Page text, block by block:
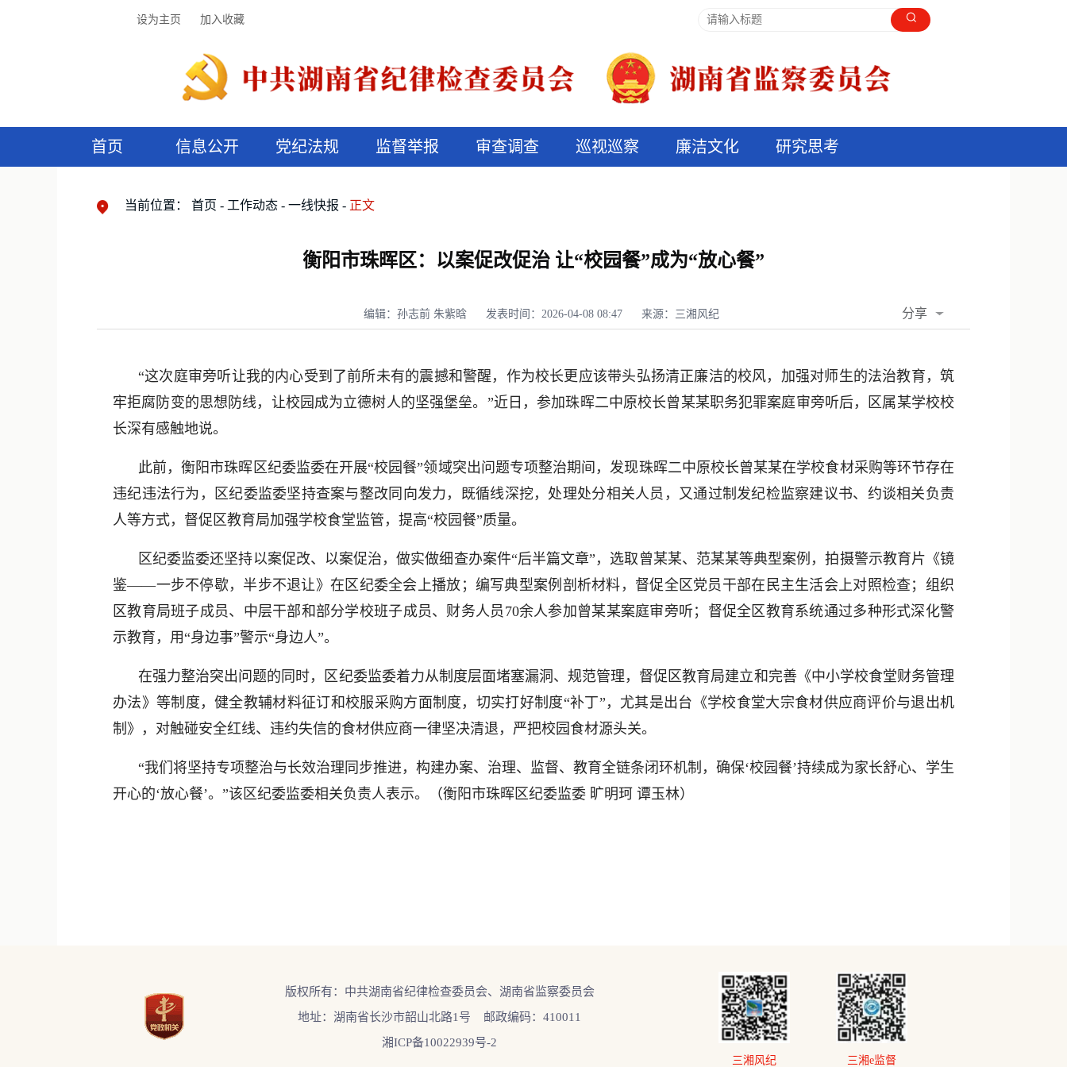
设为主页 加入收藏
首页 信息公开 党纪法规 监督举报 审查调查 巡视巡察 廉洁文化 研究思考
当前位置： 首页 工作动态 一线快报 正文
衡阳市珠晖区：以案促改促治 让“校园餐”成为“放心餐”
编辑：孙志前 朱紫晗 发表时间：2026-04-08 08:47 来源：三湘风纪 分享
新浪微博
QQ
“这次庭审旁听让我的内心受到了前所未有的震撼和警醒，作为校长更应该带头弘扬清正廉洁的校风，加强对师生的法治教育，筑
牢拒腐防变的思想防线，让校园成为立德树人的坚强堡垒。”近日，参加珠晖二中原校长曾某某职务犯罪案庭审旁听后，区属某学校校
长深有感触地说。
此前，衡阳市珠晖区纪委监委在开展“校园餐”领域突出问题专项整治期间，发现珠晖二中原校长曾某某在学校食材采购等环节存在
违纪违法行为，区纪委监委坚持查案与整改同向发力，既循线深挖，处理处分相关人员，又通过制发纪检监察建议书、约谈相关负责
人等方式，督促区教育局加强学校食堂监管，提高“校园餐”质量。
区纪委监委还坚持以案促改、以案促治，做实做细查办案件“后半篇文章”，选取曾某某、范某某等典型案例，拍摄警示教育片《镜
鉴——一步不停歇，半步不退让》在区纪委全会上播放；编写典型案例剖析材料，督促全区党员干部在民主生活会上对照检查；组织
区教育局班子成员、中层干部和部分学校班子成员、财务人员70余人参加曾某某案庭审旁听；督促全区教育系统通过多种形式深化警
示教育，用“身边事”警示“身边人”。
在强力整治突出问题的同时，区纪委监委着力从制度层面堵塞漏洞、规范管理，督促区教育局建立和完善《中小学校食堂财务管理
办法》等制度，健全教辅材料征订和校服采购方面制度，切实打好制度“补丁”，尤其是出台《学校食堂大宗食材供应商评价与退出机
制》，对触碰安全红线、违约失信的食材供应商一律坚决清退，严把校园食材源头关。
“我们将坚持专项整治与长效治理同步推进，构建办案、治理、监督、教育全链条闭环机制，确保‘校园餐’持续成为家长舒心、学生
开心的‘放心餐’。”该区纪委监委相关负责人表示。（衡阳市珠晖区纪委监委 旷明珂 谭玉林）
版权所有：中共湖南省纪律检查委员会、湖南省监察委员会
地址：湖南省长沙市韶山北路1号 邮政编码：410011
湘ICP备10022939号-2
三湘风纪 三湘e监督